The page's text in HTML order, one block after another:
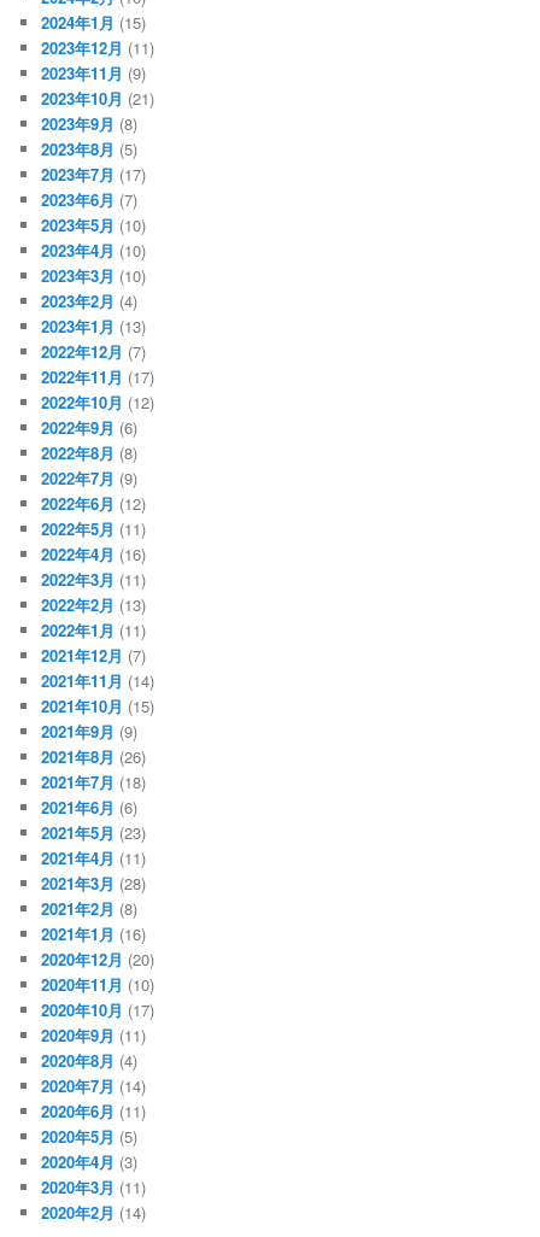
2024年1月 (15)
2023年12月 (11)
2023年11月 (9)
2023年10月 (21)
2023年9月 (8)
2023年8月 (5)
2023年7月 (17)
2023年6月 (7)
2023年5月 (10)
2023年4月 (10)
2023年3月 (10)
2023年2月 (4)
2023年1月 (13)
2022年12月 (7)
2022年11月 (17)
2022年10月 (12)
2022年9月 (6)
2022年8月 (8)
2022年7月 (9)
2022年6月 (12)
2022年5月 (11)
2022年4月 (16)
2022年3月 (11)
2022年2月 (13)
2022年1月 (11)
2021年12月 (7)
2021年11月 (14)
2021年10月 (15)
2021年9月 (9)
2021年8月 (26)
2021年7月 (18)
2021年6月 (6)
2021年5月 (23)
2021年4月 (11)
2021年3月 (28)
2021年2月 (8)
2021年1月 (16)
2020年12月 (20)
2020年11月 (10)
2020年10月 (17)
2020年9月 (11)
2020年8月 (4)
2020年7月 (14)
2020年6月 (11)
2020年5月 (5)
2020年4月 (3)
2020年3月 (11)
2020年2月 (14)